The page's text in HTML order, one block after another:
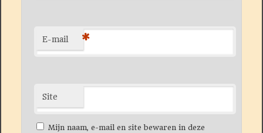
E-mail *
Site
Mijn naam, e-mail en site bewaren in deze